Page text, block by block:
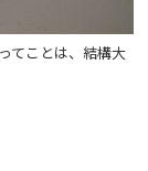
てことは、結構大